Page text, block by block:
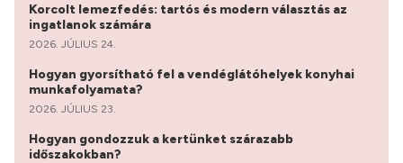
Korcolt lemezfedés: tartós és modern választás az
ingatlanok számára
2026. JÚLIUS 24.
Hogyan gyorsítható fel a vendéglátóhelyek konyhai
munkafolyamata?
2026. JÚLIUS 23.
Hogyan gondozzuk a kertünket szárazabb
időszakokban?